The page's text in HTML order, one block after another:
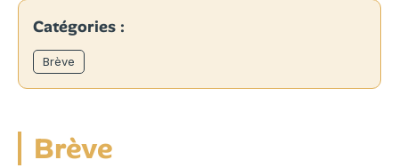
Catégories :
Brève
Brève